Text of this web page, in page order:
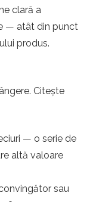
clară a
— atât din punct
produs.
Citește
— o serie de
altă valoare
sau